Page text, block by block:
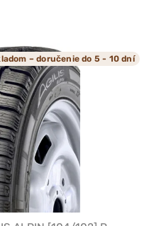
– doručenie do 5 - 10 dní